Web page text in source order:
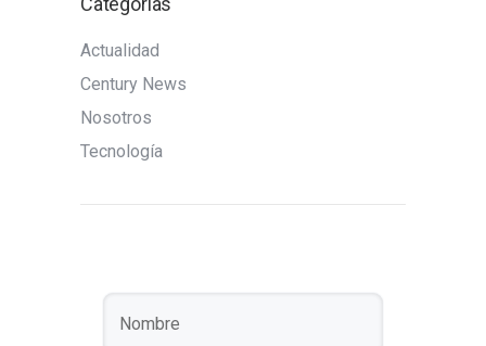
Actualidad
Century News
Nosotros
Tecnología